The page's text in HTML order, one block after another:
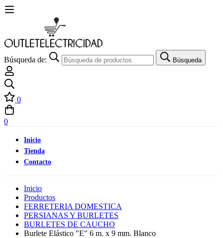
Búsqueda de: Búsqueda
0
0
Inicio
Tienda
Contacto
Inicio
Productos
FERRETERIA DOMESTICA
PERSIANAS Y BURLETES
BURLETES DE CAUCHO
Burlete Elástico "E" 6 m. x 9 mm. Blanco